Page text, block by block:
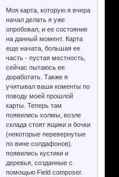
Моя карта, которую я вчера
начал делать я уже
опробовал, и ее состояние
на данный момент. Карта
еще начата, большая ее
часть - пустая местность,
сейчас пытаюсь ее
доработать. Также я
учитывал ваши коменты по
поводу моей прошлой
карты. Теперь там
появились холмы, возле
склада стоят ящики и бочки
(некоторые перевернутые
по вине солдафонов).
появились кустики и
деревья, созданные с
помощью Field composer.